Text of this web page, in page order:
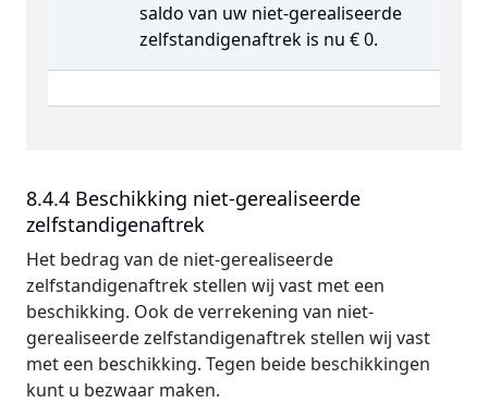
saldo van uw niet-gerealiseerde
zelfstandigenaftrek is nu € 0.
8.4.4 Beschikking niet-gerealiseerde
zelfstandigenaftrek
Het bedrag van de niet-gerealiseerde
zelfstandigenaftrek stellen wij vast met een
beschikking. Ook de verrekening van niet-
gerealiseerde zelfstandigenaftrek stellen wij vast
met een beschikking. Tegen beide beschikkingen
kunt u bezwaar maken.